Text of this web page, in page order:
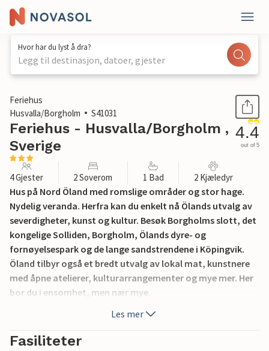
Hvor har du lyst å dra?
Legg til destinasjon, datoer, gjester
1 / 16
Feriehus
Husvalla/Borgholm
S41031
Feriehus - Husvalla/Borgholm ,
Sverige
4.4
out of 5
4 Gjester 2 Soverom 1 Bad 2 Kjæledyr
Hus på Nord Öland med romslige områder og stor hage.
Nydelig veranda. Herfra kan du enkelt nå Ölands utvalg av
severdigheter, kunst og kultur. Besøk Borgholms slott, det
kongelige Solliden, Borgholm, Ölands dyre- og
fornøyelsespark og de lange sandstrendene i Köpingvik.
Öland tilbyr også et bredt utvalg av lokal mat, kunstnere
med åpne atelierer, kulturarrangementer og mye mer. Her
bor du i ensomhet, men nær mye.
Les mer
Fasiliteter